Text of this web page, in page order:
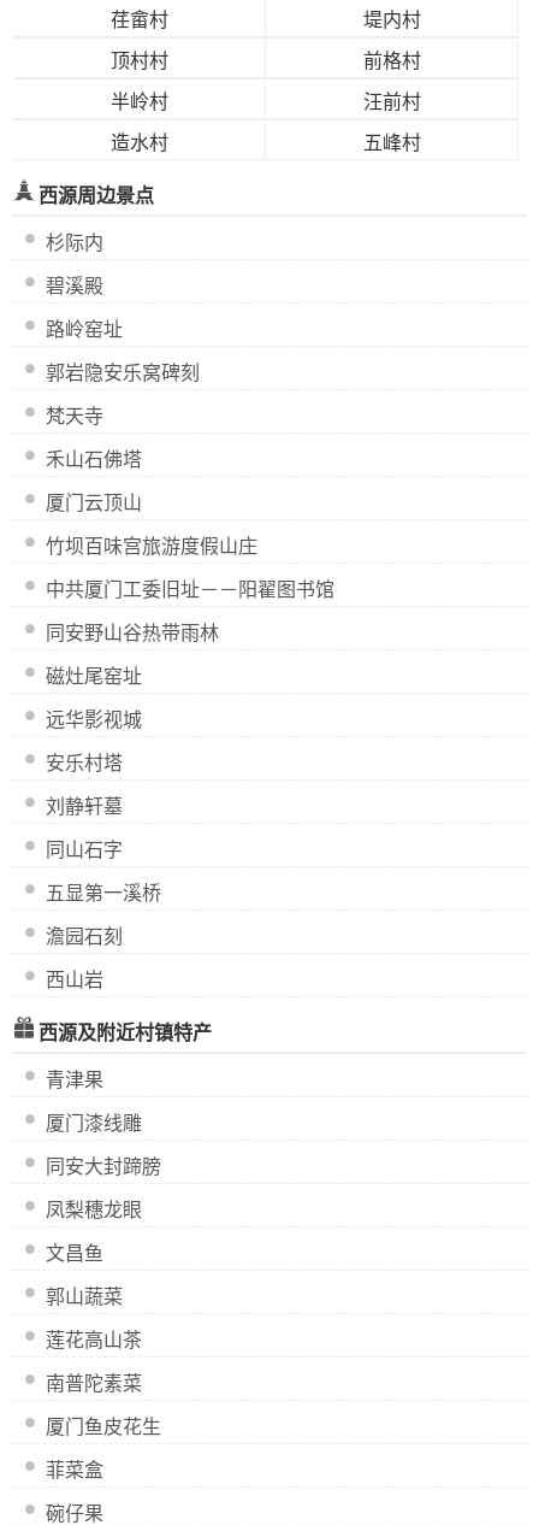
荏畲村
堤内村
顶村村
前格村
半岭村
汪前村
造水村
五峰村
西源周边景点
杉际内
碧溪殿
路岭窑址
郭岩隐安乐窝碑刻
梵天寺
禾山石佛塔
厦门云顶山
竹坝百味宫旅游度假山庄
中共厦门工委旧址－－阳翟图书馆
同安野山谷热带雨林
磁灶尾窑址
远华影视城
安乐村塔
刘静轩墓
同山石字
五显第一溪桥
澹园石刻
西山岩
西源及附近村镇特产
青津果
厦门漆线雕
同安大封蹄膀
凤梨穗龙眼
文昌鱼
郭山蔬菜
莲花高山茶
南普陀素菜
厦门鱼皮花生
菲菜盒
碗仔果